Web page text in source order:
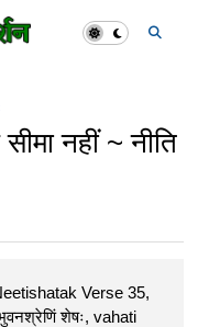
नहीं ~ नीति
Verse 35,
भुवनश्रेणिं शेषः, vahati